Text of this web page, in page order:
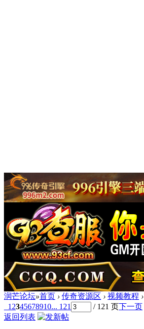
润芒论坛»首页 › 传奇资源区 › 视频教程 ›
1 2345678910... 121 / 121 页下一页
返回列表